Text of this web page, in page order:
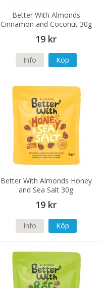
Better With Almonds
Cinnamon and Coconut 30g
19 kr
Info Köp
Better With Almonds Honey
and Sea Salt 30g
19 kr
Info Köp